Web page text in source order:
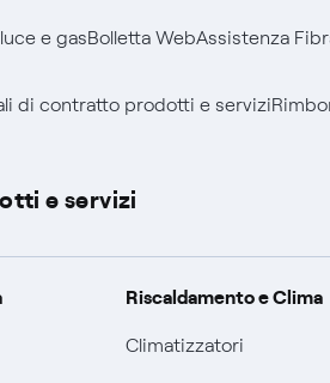
e gasBolletta WebAssistenza
di contratto prodotti e servizi
e servizi
Riscaldamento e Clima
Climatizzatori